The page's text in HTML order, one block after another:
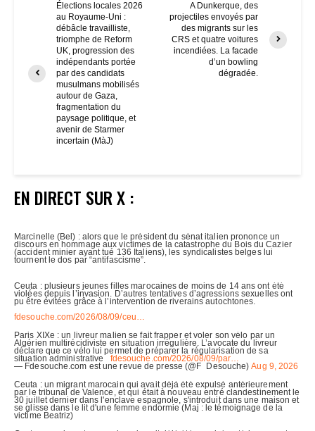
Élections locales 2026
au Royaume-Uni :
débâcle travailliste,
triomphe de Reform
UK, progression des
indépendants portée
par des candidats
musulmans mobilisés
autour de Gaza,
fragmentation du
paysage politique, et
avenir de Starmer
incertain (MàJ)
A Dunkerque, des
projectiles envoyés par
des migrants sur les
CRS et quatre voitures
incendiées. La facade
d’un bowling
dégradée.
EN DIRECT SUR X :